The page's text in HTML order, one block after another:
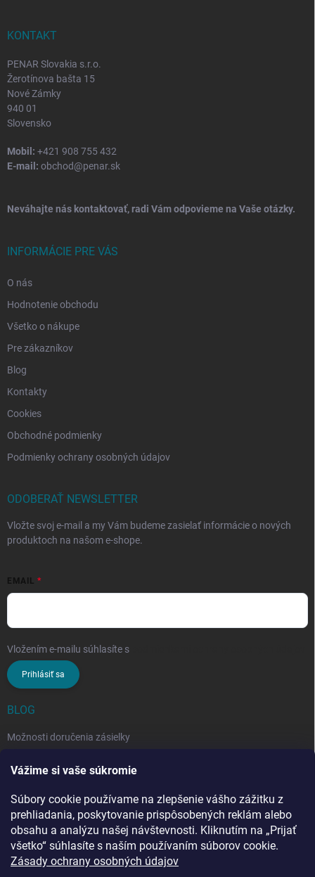
Vážime si vaše súkromie
Súbory cookie používame na zlepšenie vášho zážitku z
prehliadania, poskytovanie prispôsobených reklám alebo
obsahu a analýzu našej návštevnosti. Kliknutím na „Prijať
všetko“ súhlasíte s naším používaním súborov cookie.
Zásady ochrany osobných údajov
KONTAKT
PENAR Slovakia s.r.o.
Žerotínova bašta 15
Nové Zámky
940 01
Slovensko
Mobil: +421 908 755 432
E-mail: obchod@penar.sk
Neváhajte nás kontaktovať, radi Vám odpovieme na Vaše otázky.
INFORMÁCIE PRE VÁS
O nás
Hodnotenie obchodu
Všetko o nákupe
Pre zákazníkov
Blog
Kontakty
Cookies
Obchodné podmienky
Podmienky ochrany osobných údajov
ODOBERAŤ NEWSLETTER
Vložte svoj e-mail a my Vám budeme zasielať informácie o nových
produktoch na našom e-shope.
EMAIL
Vložením e-mailu súhlasíte s
Prihlásiť sa
BLOG
Možnosti doručenia zásielky
vybrať?
Stropný sušiak bielizne na balkón: prečo si ho zvoliť? Týchto 7
benefitov si budete chváliť